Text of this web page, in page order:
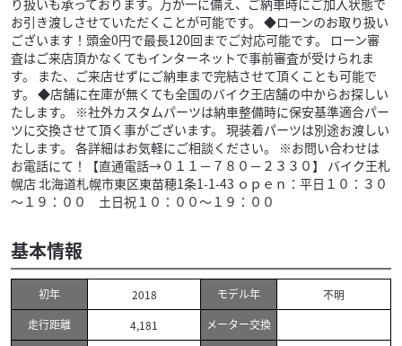
お引き渡しさせていただくことが可能です。 ◆ローンのお取り扱い
ございます！頭金0円で最長120回までご対応可能です。 ローン審
査はご来店頂かなくてもインターネットで事前審査が受けられま
す。 また、ご来店せずにご納車まで完結させて頂くことも可能で
す。 ◆店舗に在庫が無くても全国のバイク王店舗の中からお探しい
たします。 ※社外カスタムパーツは納車整備時に保安基準適合パー
ツに交換させて頂く事がございます。 現装着パーツは別途お渡しい
たします。 各詳細はお気軽にご相談ください。 ※お問い合わせは
お電話にて！【直通電話→０１１－７８０－２３３０】 バイク王札
幌店 北海道札幌市東区東苗穂1条1-1-43 ｏｐｅｎ：平日１０：３０
～１９：００ 土日祝１０：００～１９：００
基本情報
初年 2018 モデル年
不明
走行距離
4,181 メーター交換